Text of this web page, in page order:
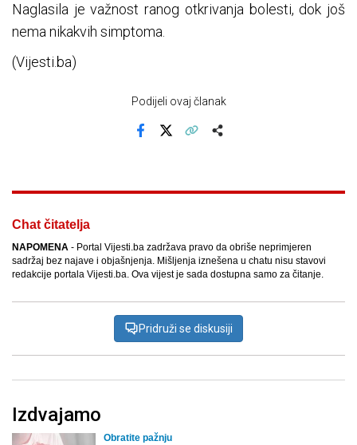
Naglasila je važnost ranog otkrivanja bolesti, dok još
nema nikakvih simptoma.
(Vijesti.ba)
Podijeli ovaj članak
Chat čitatelja
NAPOMENA - Portal Vijesti.ba zadržava pravo da obriše neprimjeren
sadržaj bez najave i objašnjenja. Mišljenja iznešena u chatu nisu stavovi
redakcije portala Vijesti.ba. Ova vijest je sada dostupna samo za čitanje.
Pridruži se diskusiji
Izdvajamo
Obratite pažnju